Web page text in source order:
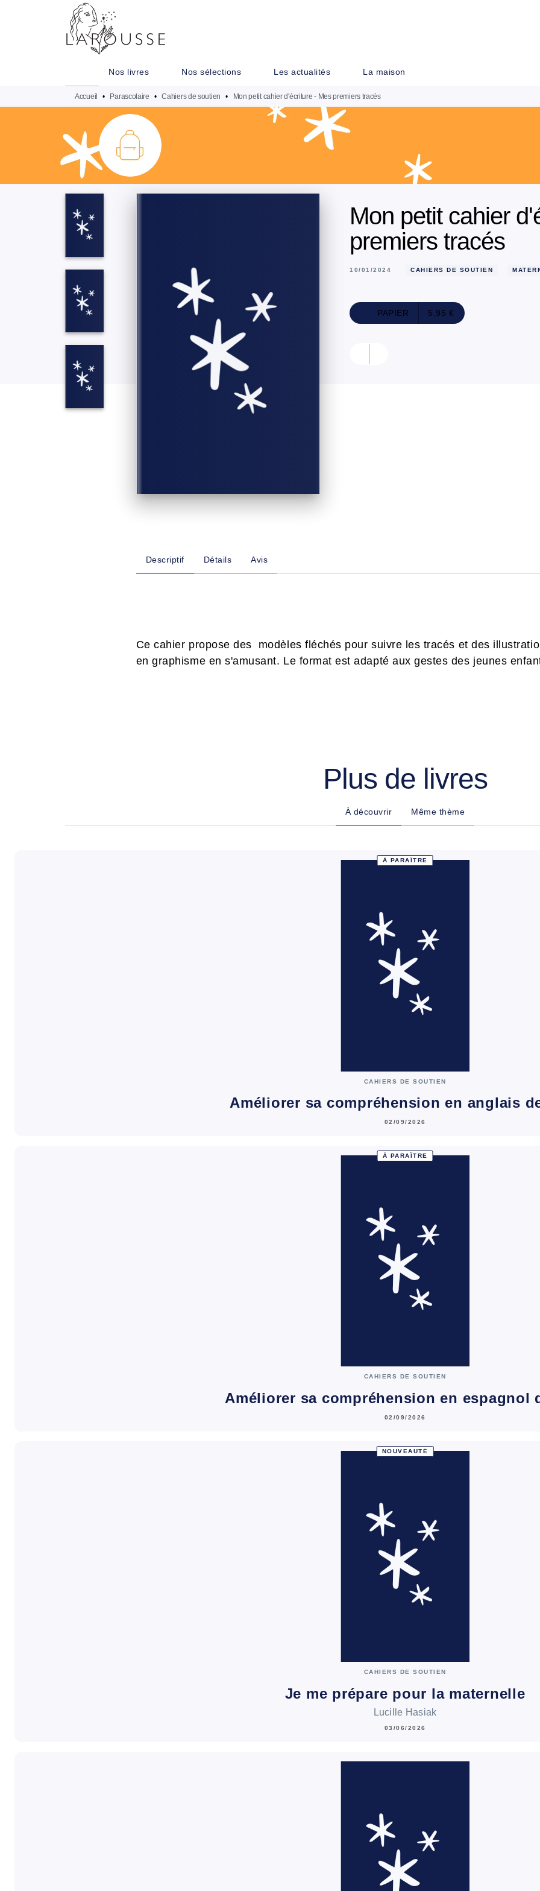
MENU
Nos livres Nos sélections Les actualités La maison
Accueil • Parascolaire • Cahiers de soutien • Mon petit cahier d'écriture - Mes premiers tracés
Mon petit cahier
premiers tracés
10/01/2024 CAHIERS DE SOUTIEN
PAPIER 5,95 €
Descriptif Détails Avis
Ce cahier propose des modèles fléchés pour suivre les tracés et des
en graphisme en s'amusant. Le format est adapté aux gestes des jeunes
Plus de livres
À découvrir Même thème
À PARAÎTRE
CAHIERS DE SOUTIEN
Améliorer sa compréhension en anglais
02/09/2026
À PARAÎTRE
CAHIERS DE SOUTIEN
Améliorer sa compréhension en espagnol
02/09/2026
NOUVEAUTÉ
CAHIERS DE SOUTIEN
Je me prépare pour la maternelle
Lucille Hasiak
03/06/2026